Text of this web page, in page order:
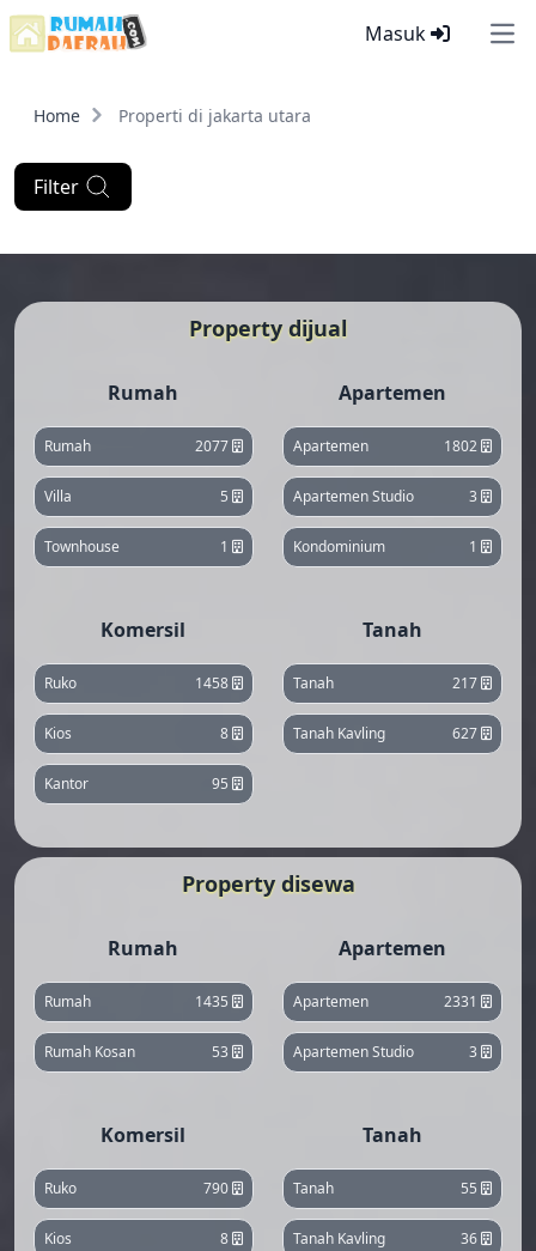
Masuk
Home Properti di jakarta utara
Filter
Property dijual
Rumah
Rumah 2077
Villa 5
Townhouse 1
Apartemen
Apartemen 1802
Apartemen Studio 3
Kondominium 1
Komersil
Ruko 1458
Kios 8
Kantor 95
Tanah
Tanah 217
Tanah Kavling 627
Property disewa
Rumah
Rumah 1435
Rumah Kosan 53
Apartemen
Apartemen 2331
Apartemen Studio 3
Komersil
Ruko 790
Kios 8
Tanah
Tanah 55
Tanah Kavling 36